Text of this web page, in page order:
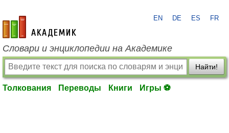
academic.ru
EN DE ES FR
Словари и энциклопедии на Академике
Найти!
Толкования Переводы Книги Игры ⚽